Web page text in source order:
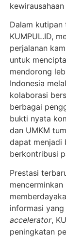
Dalam kutipan
KUMPUL.ID,
perjalanan
untuk
mendorong
Indonesia
kolaborasi
berbagai
bukti nyata
dan UMKM
dapat menjadi
berkontribusi
Prestasi
informasi
accelerator,
peningkatan